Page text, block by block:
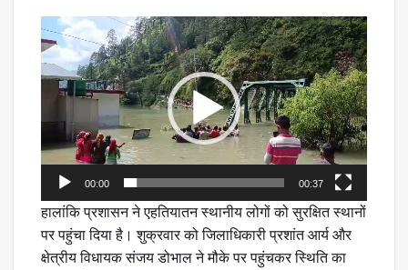
Video
Player
00:00 00:37
हालांकि प्रशासन ने एहतियातन स्थानीय लोगों को सुरक्षित स्थानों
पर पहुंचा दिया है। शुक्रवार को जिलाधिकारी प्रशांत आर्य और
क्षेत्रीय विधायक संजय डोभाल ने मौके पर पहुंचकर स्थिति का